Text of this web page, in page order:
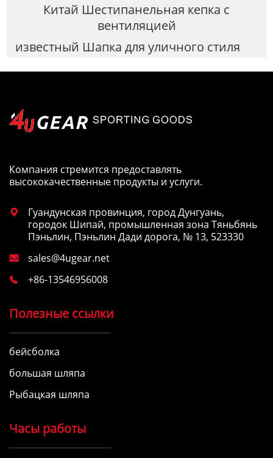
Китай Шестипанельная кепка с
вентиляцией
известный Шапка для уличного стиля
Компания стремится предоставлять
высококачественные продукты и услуги.

Гуандунская провинция, город Дунгуань,
городок Шипай, промышленная зона Тяньбянь
Пэньлин, Пэньлин Дади дорога, № 13, 523330
 sales@4ugear.net
 +86-13546956008
Полезные ссылки
бейсболка
большая шляпа
Рыбацкая шляпа
Часы работы